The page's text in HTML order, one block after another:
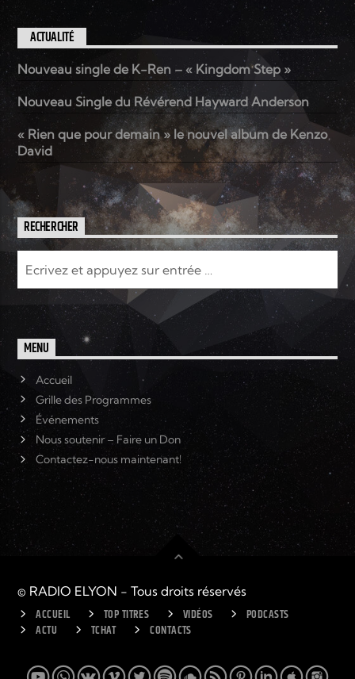
ACTUALITÉ
Nouveau single de K-Ren – « Kingdom Step »
Nouveau Single du Révérend Hayward Anderson
« Rien que pour demain » le nouvel album de Kenzo
David
RECHERCHER
MENU
Accueil
Grille des Programmes
Événements
Nous soutenir – Faire un Don
Contactez-nous maintenant!
© RADIO ELYON - Tous droits réservés
ACCUEIL TOP TITRES VIDÉOS
PODCASTS
ACTU
TCHAT CONTACTS